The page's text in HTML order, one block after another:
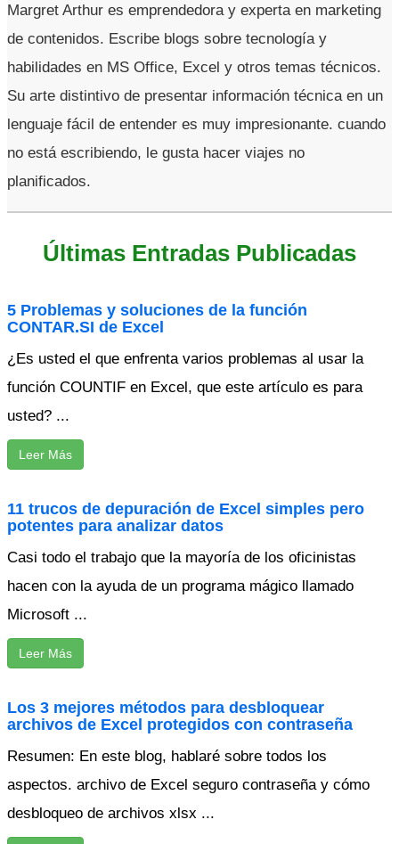
Margret Arthur es emprendedora y experta en marketing
de contenidos. Escribe blogs sobre tecnología y
habilidades en MS Office, Excel y otros temas técnicos.
Su arte distintivo de presentar información técnica en un
lenguaje fácil de entender es muy impresionante. cuando
no está escribiendo, le gusta hacer viajes no
planificados.
Últimas Entradas Publicadas
5 Problemas y soluciones de la función
CONTAR.SI de Excel
¿Es usted el que enfrenta varios problemas al usar la
función COUNTIF en Excel, que este artículo es para
usted? ...
Leer Más
11 trucos de depuración de Excel simples pero
potentes para analizar datos
Casi todo el trabajo que la mayoría de los oficinistas
hacen con la ayuda de un programa mágico llamado
Microsoft ...
Leer Más
Los 3 mejores métodos para desbloquear
archivos de Excel protegidos con contraseña
Resumen: En este blog, hablaré sobre todos los
aspectos. archivo de Excel seguro contraseña y cómo
desbloqueo de archivos xlsx ...